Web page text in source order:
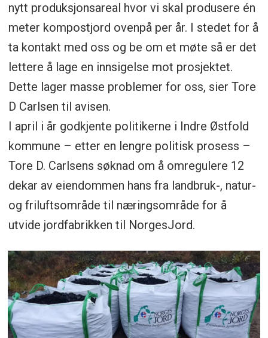
nytt produksjonsareal hvor vi skal produsere én
meter kompostjord ovenpå per år. I stedet for å
ta kontakt med oss og be om et møte så er det
lettere å lage en innsigelse mot prosjektet.
Dette lager masse problemer for oss, sier Tore
D Carlsen til avisen.
I april i år godkjente politikerne i Indre Østfold
kommune – etter en lengre politisk prosess –
Tore D. Carlsens søknad om å omregulere 12
dekar av eiendommen hans fra landbruk-, natur-
og friluftsområde til næringsområde for å
utvide jordfabrikken til NorgesJord.